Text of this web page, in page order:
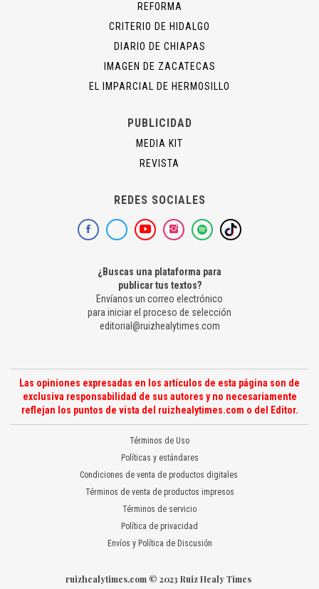
REFORMA
CRITERIO DE HIDALGO
DIARIO DE CHIAPAS
IMAGEN DE ZACATECAS
EL IMPARCIAL DE HERMOSILLO
PUBLICIDAD
MEDIA KIT
REVISTA
REDES SOCIALES
¿Buscas una plataforma para
publicar tus textos?
Envíanos un correo electrónico
para iniciar el proceso de selección
editorial@ruizhealytimes.com
Las opiniones expresadas en los artículos de esta página son de
exclusiva responsabilidad de sus autores y no necesariamente
reflejan los puntos de vista del ruizhealytimes.com o del Editor.
Términos de Uso
Políticas y estándares
Condiciones de venta de productos digitales
Términos de venta de productos impresos
Términos de servicio
Política de privacidad
Envíos y Política de Discusión
ruizhealytimes.com © 2023 Ruiz Healy Times